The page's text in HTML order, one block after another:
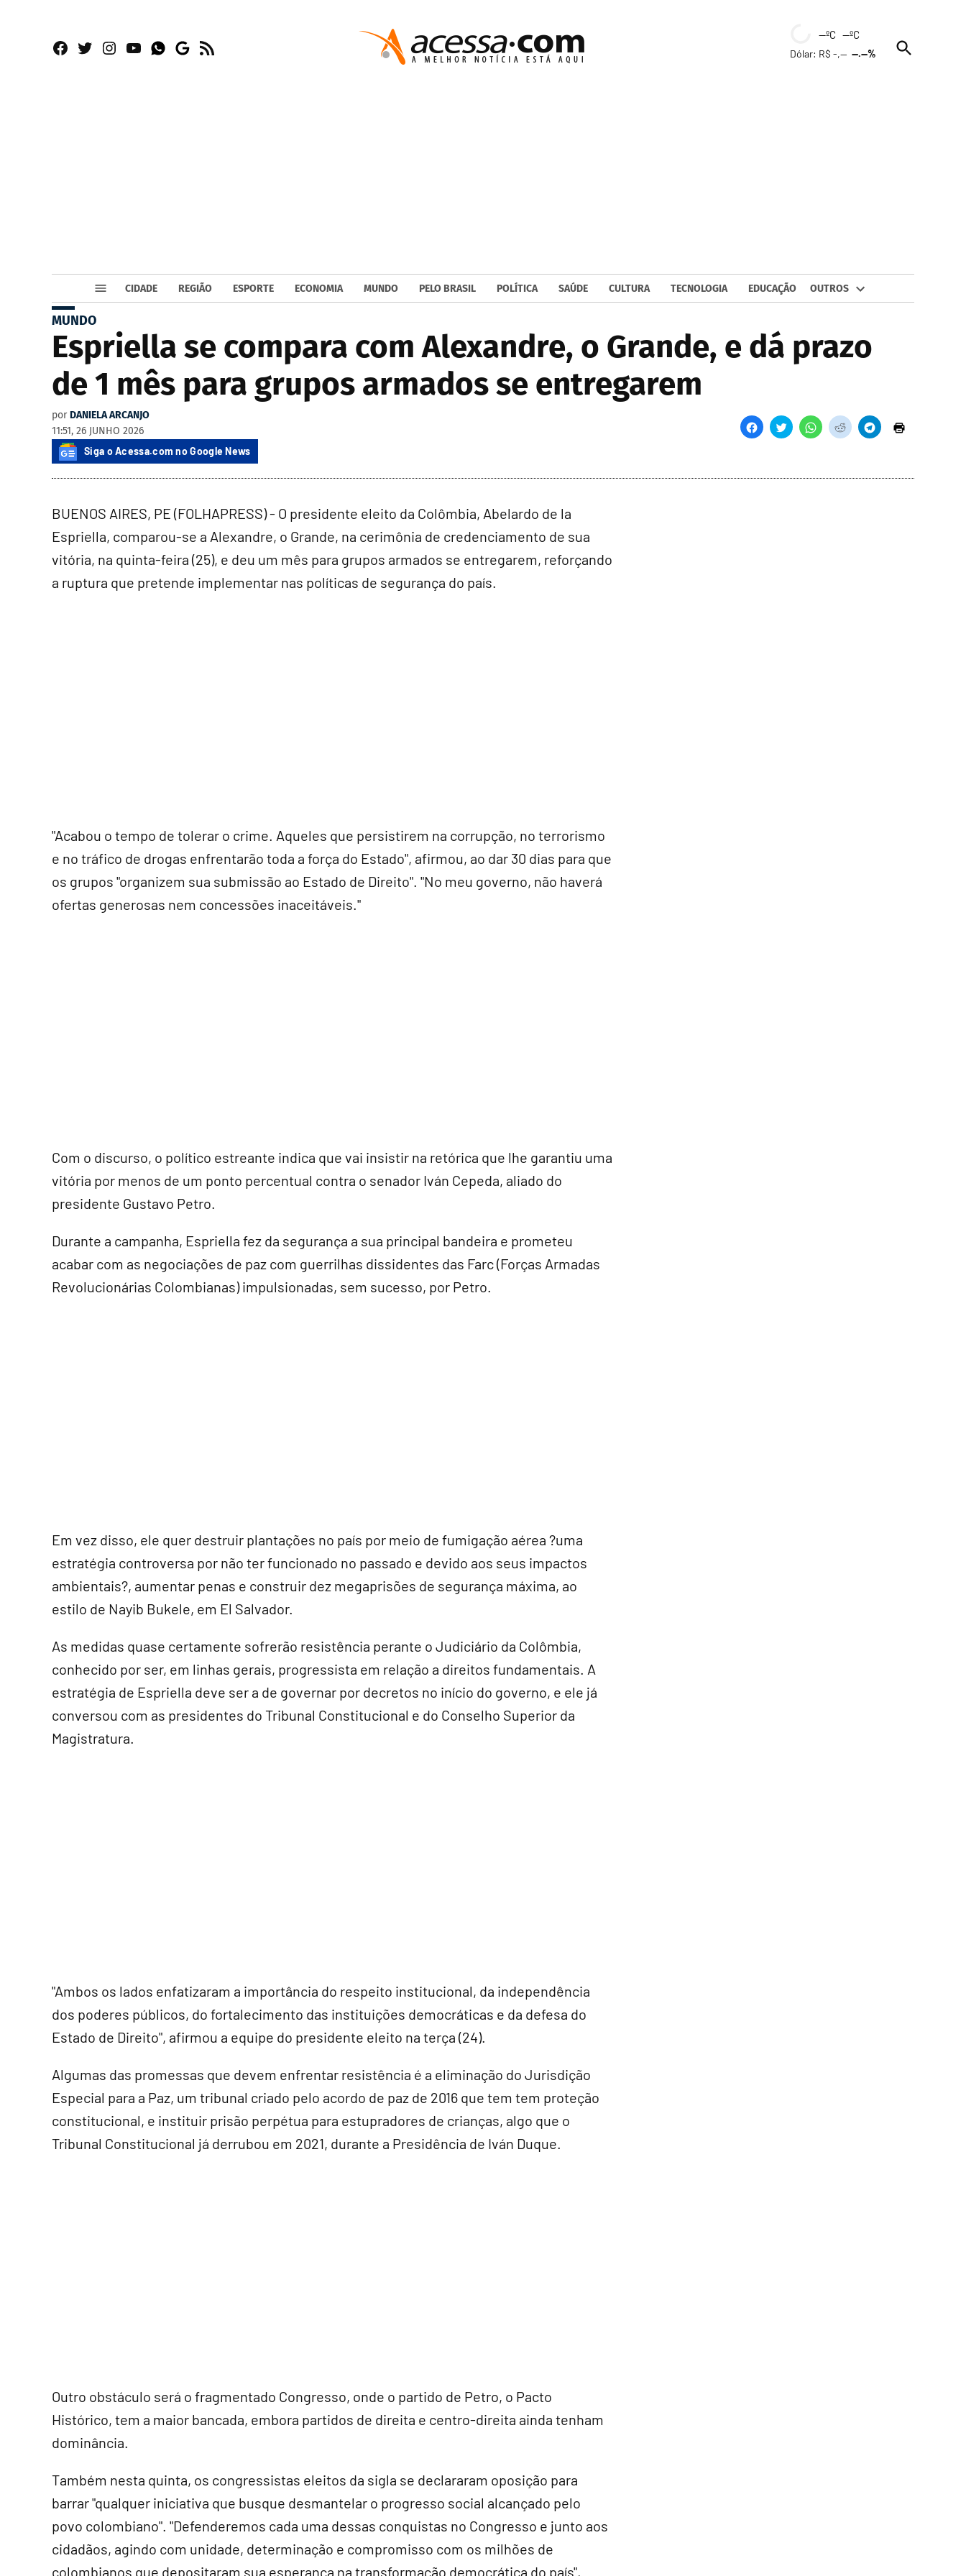
Facebook
TwitterInstagram
YouTubeWhatsapp
Google
RSS
--ºC --ºC
Dólar: R$ -,----.--%
Open
Search
CIDADE REGIÃO ESPORTE ECONOMIA MUNDO PELO BRASIL POLÍTICA SAÚDE CULTURA TECNOLOGIA EDUCAÇÃO OUTROS
MUNDO
Espriella se compara com Alexandre, o Grande, e dá prazo
de 1 mês para grupos armados se entregarem
por DANIELA ARCANJO
11:51, 26 JUNHO 2026
Siga o Acessa.com no Google News
BUENOS AIRES, PE (FOLHAPRESS) - O presidente eleito da Colômbia, Abelardo de la
Espriella, comparou-se a Alexandre, o Grande, na cerimônia de credenciamento de sua
vitória, na quinta-feira (25), e deu um mês para grupos armados se entregarem, reforçando
a ruptura que pretende implementar nas políticas de segurança do país.
"Acabou o tempo de tolerar o crime. Aqueles que persistirem na corrupção, no terrorismo
e no tráfico de drogas enfrentarão toda a força do Estado", afirmou, ao dar 30 dias para que
os grupos "organizem sua submissão ao Estado de Direito". "No meu governo, não haverá
ofertas generosas nem concessões inaceitáveis."
Com o discurso, o político estreante indica que vai insistir na retórica que lhe garantiu uma
vitória por menos de um ponto percentual contra o senador Iván Cepeda, aliado do
presidente Gustavo Petro.
Durante a campanha, Espriella fez da segurança a sua principal bandeira e prometeu
acabar com as negociações de paz com guerrilhas dissidentes das Farc (Forças Armadas
Revolucionárias Colombianas) impulsionadas, sem sucesso, por Petro.
Em vez disso, ele quer destruir plantações no país por meio de fumigação aérea ?uma
estratégia controversa por não ter funcionado no passado e devido aos seus impactos
ambientais?, aumentar penas e construir dez megaprisões de segurança máxima, ao
estilo de Nayib Bukele, em El Salvador.
As medidas quase certamente sofrerão resistência perante o Judiciário da Colômbia,
conhecido por ser, em linhas gerais, progressista em relação a direitos fundamentais. A
estratégia de Espriella deve ser a de governar por decretos no início do governo, e ele já
conversou com as presidentes do Tribunal Constitucional e do Conselho Superior da
Magistratura.
"Ambos os lados enfatizaram a importância do respeito institucional, da independência
dos poderes públicos, do fortalecimento das instituições democráticas e da defesa do
Estado de Direito", afirmou a equipe do presidente eleito na terça (24).
Algumas das promessas que devem enfrentar resistência é a eliminação do Jurisdição
Especial para a Paz, um tribunal criado pelo acordo de paz de 2016 que tem tem proteção
constitucional, e instituir prisão perpétua para estupradores de crianças, algo que o
Tribunal Constitucional já derrubou em 2021, durante a Presidência de Iván Duque.
Outro obstáculo será o fragmentado Congresso, onde o partido de Petro, o Pacto
Histórico, tem a maior bancada, embora partidos de direita e centro-direita ainda tenham
dominância.
Também nesta quinta, os congressistas eleitos da sigla se declararam oposição para
barrar "qualquer iniciativa que busque desmantelar o progresso social alcançado pelo
povo colombiano". "Defenderemos cada uma dessas conquistas no Congresso e junto aos
cidadãos, agindo com unidade, determinação e compromisso com os milhões de
colombianos que depositaram sua esperança na transformação democrática do país",